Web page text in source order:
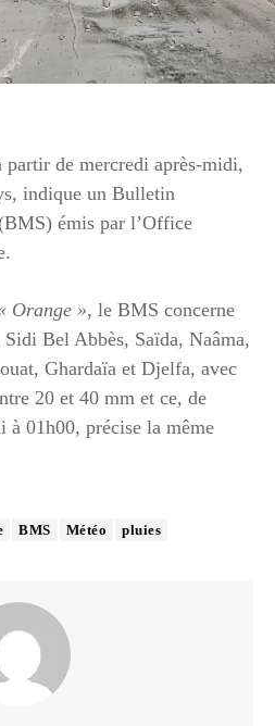
de mercredi après-midi,
indique un Bulletin
émis par l’Office
Orange », le BMS concerne
Bel Abbès, Saïda, Naâma,
Ghardaïa et Djelfa, avec
20 et 40 mm et ce, de
à 01h00, précise la même
BMS Météo pluies